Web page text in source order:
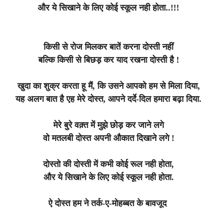
और ये सिखाने के लिए कोई स्कूल नही होता..!!!
किसी से रोज मिलकर बातें करना दोस्ती नहीं
बल्कि किसी से बिछड़ कर याद रखना दोस्ती है !
खुदा का शुक्र करता हू मैं, कि उसने आपको हम से मिला दिया,
यह अलग बात है एह मेरे दोस्त, आपने दर्दे-दिल हमारा बढ़ा दिया.
मेरे बुरे वक़्त में मुझे छोड़ कर जाने लगे
वो मतलबी दोस्त अपनी औकात दिखाने लगे !
दोस्तो की दोस्ती में कभी कोई रूल नही होता,
और ये सिखाने के लिए कोई स्कूल नही होता.
ऐ दोस्त हम ने तर्क-ए-मोहब्बत के बावजूद